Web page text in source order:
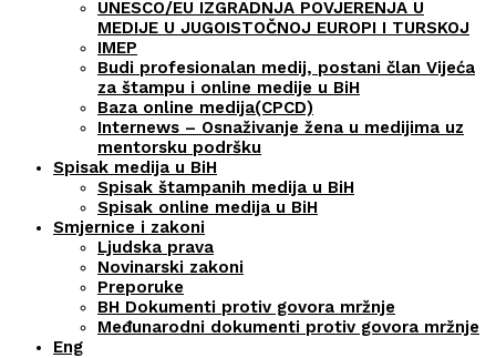
UNESCO/EU IZGRADNJA POVJERENJA U
MEDIJE U JUGOISTOČNOJ EUROPI I TURSKOJ
IMEP
Budi profesionalan medij, postani član Vijeća
za štampu i online medije u BiH
Baza online medija(CPCD)
Internews – Osnaživanje žena u medijima uz
mentorsku podršku
Spisak medija u BiH
Spisak štampanih medija u BiH
Spisak online medija u BiH
Smjernice i zakoni
Ljudska prava
Novinarski zakoni
Preporuke
BH Dokumenti protiv govora mržnje
Međunarodni dokumenti protiv govora mržnje
Eng